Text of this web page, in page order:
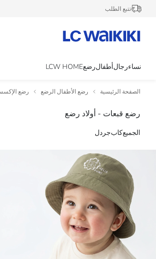
تتبع الطلب
نساءرجالأطفالرضعLCW HOME
الصفحة الرئيسية رضع الأطفال الرضع رضع
رضع قبعات - أولاد رضع
الجميعكابجردل